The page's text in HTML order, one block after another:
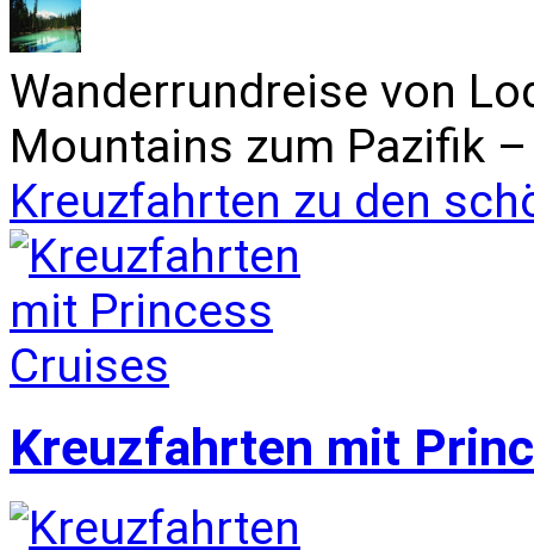
Wanderrundreise von
Mountains zum Pazifik
Kreuzfahrten zu den
Kreuzfahrten mit